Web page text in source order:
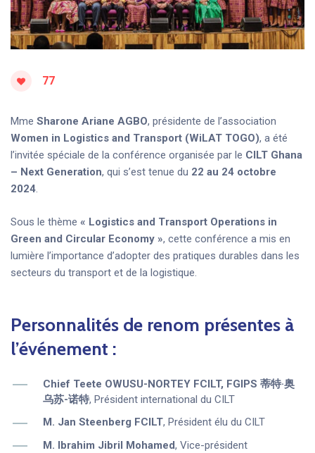
77
Mme Sharone Ariane AGBO, présidente de l’association
Women in Logistics and Transport (WiLAT TOGO), a été
l’invitée spéciale de la conférence organisée par le CILT Ghana
– Next Generation, qui s’est tenue du 22 au 24 octobre
2024.
Sous le thème « Logistics and Transport Operations in
Green and Circular Economy », cette conférence a mis en
lumière l’importance d’adopter des pratiques durables dans les
secteurs du transport et de la logistique.
Personnalités de renom présentes à
l’événement :
Chief Teete OWUSU-NORTEY FCILT, FGIPS 蒂特·奥
乌苏-诺特, Président international du CILT
M. Jan Steenberg FCILT, Président élu du CILT
M. Ibrahim Jibril Mohamed, Vice-président